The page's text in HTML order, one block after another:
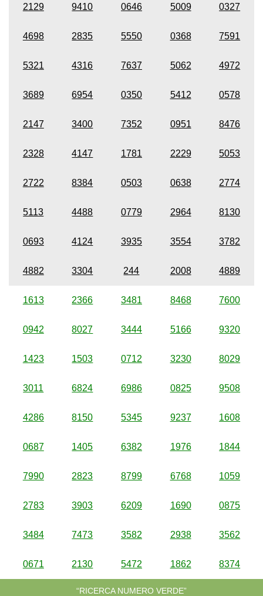
2129 9410 0646 5009 0327
4698 2835 5550 0368 7591
5321 4316 7637 5062 4972
3689 6954 0350 5412 0578
2147 3400 7352 0951 8476
2328 4147 1781 2229 5053
2722 8384 0503 0638 2774
5113 4488 0779 2964 8130
0693 4124 3935 3554 3782
4882 3304 244 2008 4889
1613 2366 3481 8468 7600
0942 8027 3444 5166 9320
1423 1503 0712 3230 8029
3011 6824 6986 0825 9508
4286 8150 5345 9237 1608
0687 1405 6382 1976 1844
7990 2823 8799 6768 1059
2783 3903 6209 1690 0875
3484 7473 3582 2938 3562
0671 2130 5472 1862 8374
“RICERCA NUMERO VERDE”